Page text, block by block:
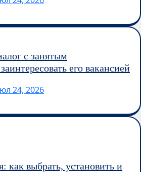
с занятым
его вакансией
24, 2026
как выбрать, установить и